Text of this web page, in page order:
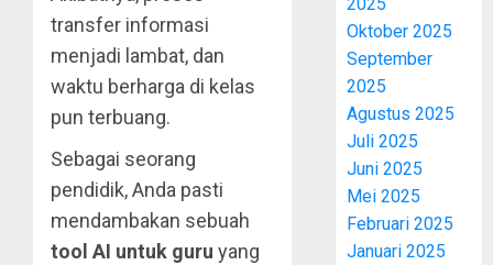
transfer informasi
menjadi lambat, dan
waktu berharga di kelas
pun terbuang.
Sebagai seorang
pendidik, Anda pasti
mendambakan sebuah
tool AI untuk guru yang
Oktober 2025
September
2025
Agustus 2025
Juli 2025
Juni 2025
Mei 2025
Februari 2025
Januari 2025